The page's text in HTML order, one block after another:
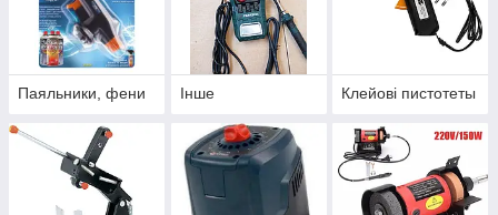
Паяльники, фени Інше Клейові пистотеты